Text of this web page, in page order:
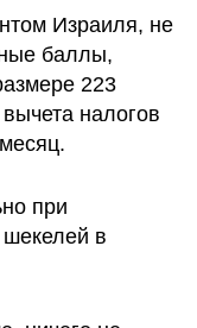
Израиля, не
баллы,
223
налогов
при
в